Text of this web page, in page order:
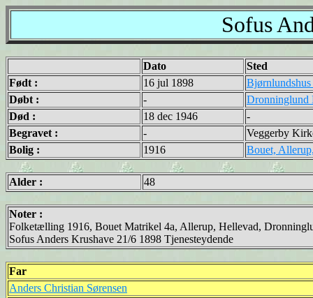
Sofus
Dato
Sted
Født :
16 jul 1898
Døbt :
-
Dronninglund
Død :
18 dec 1946
-
Begravet :
-
Veggerby
Bolig :
1916 Bouet,
Alder : 48
Noter :
Folketælling 1916, Bouet Matrikel 4a, Allerup, Hellevad,
Sofus Anders Krushave 21/6 1898 Tjenesteydende
Far
Anders Christian Sørensen